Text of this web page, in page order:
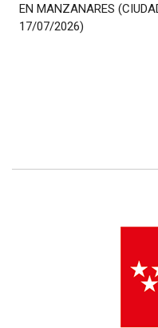
EN MANZANARES
17/07/2026)